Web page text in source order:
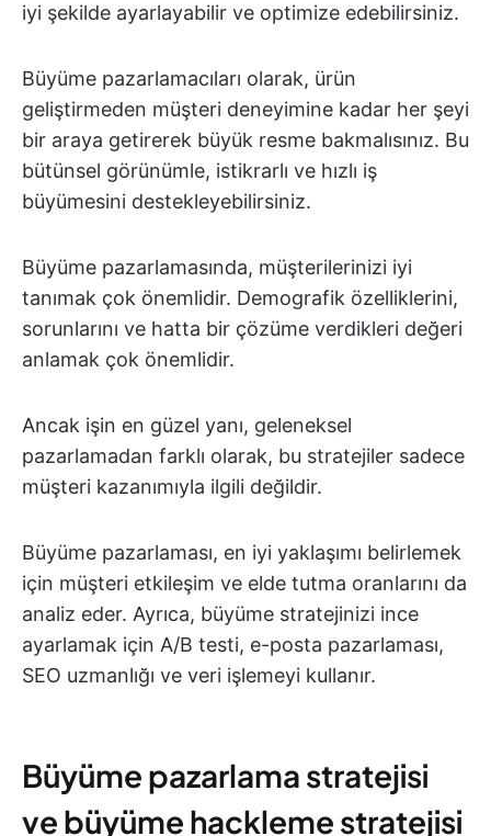
iyi şekilde ayarlayabilir ve optimize edebilirsiniz.
Büyüme pazarlamacıları olarak, ürün
geliştirmeden müşteri deneyimine kadar her şeyi
bir araya getirerek büyük resme bakmalısınız. Bu
bütünsel görünümle, istikrarlı ve hızlı iş
büyümesini destekleyebilirsiniz.
Büyüme pazarlamasında, müşterilerinizi iyi
tanımak çok önemlidir. Demografik özelliklerini,
sorunlarını ve hatta bir çözüme verdikleri değeri
anlamak çok önemlidir.
Ancak işin en güzel yanı, geleneksel
pazarlamadan farklı olarak, bu stratejiler sadece
müşteri kazanımıyla ilgili değildir.
Büyüme pazarlaması, en iyi yaklaşımı belirlemek
için müşteri etkileşim ve elde tutma oranlarını da
analiz eder. Ayrıca, büyüme stratejinizi ince
ayarlamak için A/B testi, e-posta pazarlaması,
SEO uzmanlığı ve veri işlemeyi kullanır.
Büyüme pazarlama stratejisi
ve büyüme hackleme stratejisi